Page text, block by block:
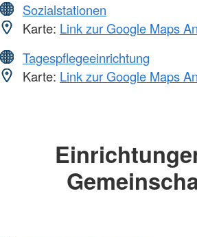
Sozialstationen
Karte: Link zur Google Maps
Tagespflegeeinrichtung
Karte: Link zur Google Maps